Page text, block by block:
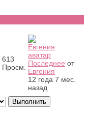
613
Просм.
Последнее от
Евгения
12 года 7 мес.
назад